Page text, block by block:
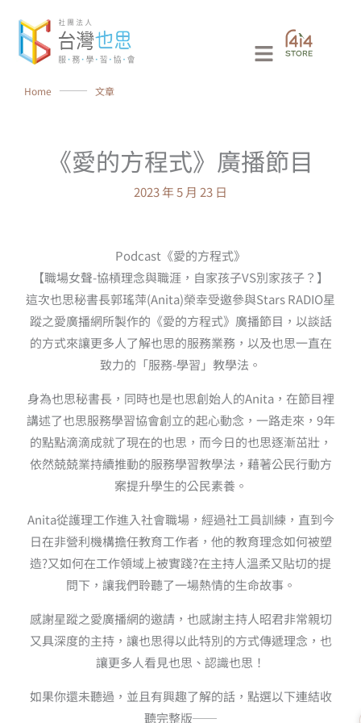
Main
Home ⸻ 文章
《愛的方程式》廣播節目
2023 年 5 月 23 日
Podcast《愛的方程式》
【職場女聲-協槓理念與職涯，自家孩子VS別家孩子？】
這次也思秘書長郭瑤萍(Anita)榮幸受邀參與Stars RADIO星
蹤之愛廣播網所製作的《愛的方程式》廣播節目，以談話
的方式來讓更多人了解也思的服務業務，以及也思一直在
致力的「服務-學習」教學法。
身為也思秘書長，同時也是也思創始人的Anita，在節目裡
講述了也思服務學習協會創立的起心動念，一路走來，9年
的點點滴滴成就了現在的也思，而今日的也思逐漸茁壯，
依然兢兢業持續推動的服務學習教學法，藉著公民行動方
案提升學生的公民素養。
Anita從護理工作進入社會職場，經過社工員訓練，直到今
日在非營利機構擔任教育工作者，他的教育理念如何被塑
造?又如何在工作領域上被實踐?在主持人溫柔又貼切的提
問下，讓我們聆聽了一場熱情的生命故事。
感謝星蹤之愛廣播網的邀請，也感謝主持人昭君非常親切
又具深度的主持，讓也思得以此特別的方式傳遞理念，也
讓更多人看見也思、認識也思！
如果你還未聽過，並且有興趣了解的話，點選以下連結收
聽完整版──